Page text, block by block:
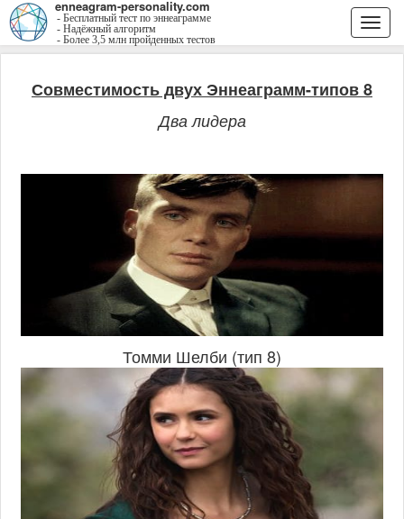
enneagram-personality.com
- Бесплатный тест по эннеаграмме
- Надёжный алгоритм
- Более 3,5 млн пройденных тестов
Совместимость двух Эннеаграмм-типов 8
Два лидера
Томми Шелби (тип 8)